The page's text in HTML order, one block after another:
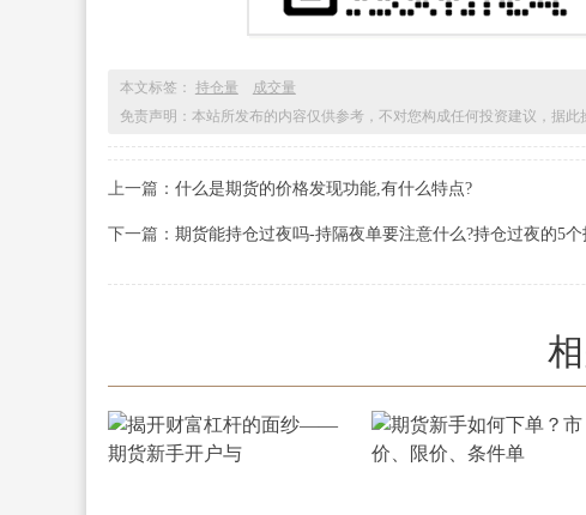
本文标签： 持仓量
成交量
免责声明：本站所发布的内容仅供参考，不对您构成任何投资建议，据
上一篇： 什么是期货的价格发现功能,有什么特点?
下一篇： 期货能持仓过夜吗-持隔夜单要注意什么?持仓过夜的5个